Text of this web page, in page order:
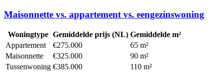
Maisonnette vs. appartement vs. eengezinswoning
Woningtype Gemiddelde prijs (NL) Gemiddelde m²
Appartement
€275.000
65 m²
Maisonnette
€325.000
90 m²
Tussenwoning €385.000 110 m²